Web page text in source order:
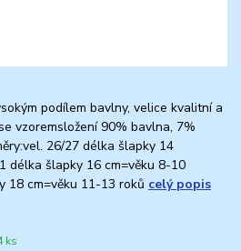
podílem bavlny, velice kvalitní a
vzoremsložení 90% bavlna, 7%
26/27 délka šlapky 14
délka šlapky 16 cm=věku 8-10
18 cm=věku 11-13 roků celý popis
ks